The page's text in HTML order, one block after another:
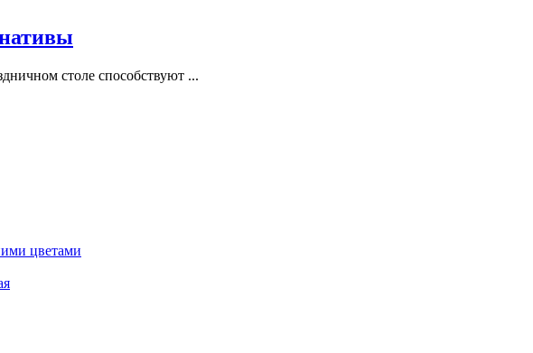
столе способствуют ...
цветами